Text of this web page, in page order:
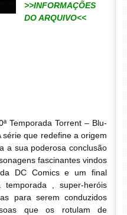
>>INFORMAÇÕES
DO ARQUIVO<<
Temporada Torrent – Blu-
que redefine a origem
a sua poderosa conclusão
fascinantes vindos
DC Comics e um final
temporada , super-heróis
para serem conduzidos
que os rotulam de